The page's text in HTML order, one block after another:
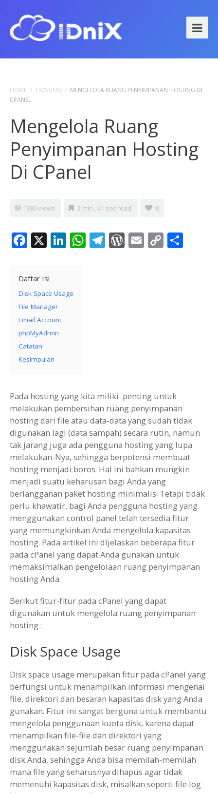
HOME / HOSTING / MENGELOLA RUANG PENYIMPANAN HOSTING DI
CPANEL
Mengelola Ruang
Penyimpanan Hosting
Di CPanel
1386 views 2 min , 41 sec read 0
Facebook
X LinkedIn
WhatsApp
Telegram
WordPress
Email
Copy
Daftar Isi
Disk Space Usage
File Manager
Email Account
phpMyAdmin
Catatan
Kesimpulan
Pada hosting yang kita miliki penting untuk
melakukan pembersihan ruang penyimpanan
hosting dari file atau data-data yang sudah tidak
digunakan lagi (data sampah) secara rutin, namun
tak jarang juga ada pengguna hosting yang lupa
melakukan-Nya, sehingga berpotensi membuat
hosting menjadi boros. Hal ini bahkan mungkin
menjadi suatu keharusan bagi Anda yang
berlangganan paket hosting minimalis. Tetapi tidak
perlu khawatir, bagi Anda pengguna hosting yang
menggunakan control panel telah tersedia fitur
yang memungkinkan Anda mengelola kapasitas
hosting. Pada artikel ini dijelaskan beberapa fitur
pada cPanel yang dapat Anda gunakan untuk
memaksimalkan pengelolaan ruang penyimpanan
hosting Anda.
Berikut fitur-fitur pada cPanel yang dapat
digunakan untuk mengelola ruang penyimpanan
hosting :
Disk Space Usage
Disk space usage merupakan fitur pada cPanel yang
berfungsi untuk menampilkan informasi mengenai
file, direktori dan besaran kapasitas disk yang Anda
gunakan. Fitur ini sangat berguna untuk membantu
mengelola penggunaan kuota disk, karena dapat
menampilkan file-file dan direktori yang
menggunakan sejumlah besar ruang penyimpanan
disk Anda, sehingga Anda bisa memilah-memilah
mana file yang seharusnya dihapus agar tidak
memenuhi kapasitas disk, misalkan seperti file log